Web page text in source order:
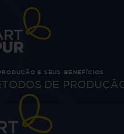
E SEUS BENEFÍCIOS
DE